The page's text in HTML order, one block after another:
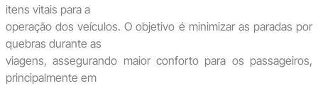
itens vitais para a
operação dos veículos. O objetivo é minimizar as paradas por
quebras durante as
viagens, assegurando maior conforto para os passageiros,
principalmente em